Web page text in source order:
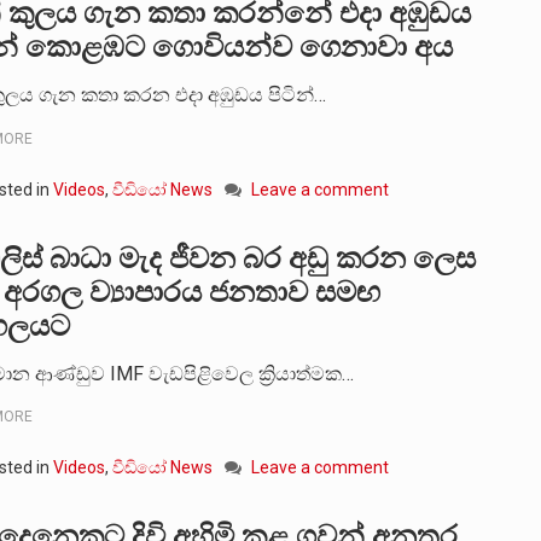
හිමිකම් ක්‍රියාකාරීන් වන ලලිත්කුමාර් වීරරාජ් සහ කුගන්
සෞඛය ප්‍රශ්න, වැටු ප්‍ර්ශ්න, රැකියා විරහිත ප්‍රශ්න මේ සියලු
කුලය ගැන කතා කරන්නේ එදා අඹුඩය
කොළඹට ගොවියන්ව ගෙනාවා අය
ගැන කතා කරන එදා අඹුඩය පිටින්…
in Videos, වීඩියෝ News Leave a comment
බාධා මැද ජීවන බර අඩු කරන ලෙස
ව්‍යාපාරය ජනතාව සමඟ
ආණ්ඩුව IMF වැඩපිළිවෙල ක්‍රියාත්මක…
in Videos, වීඩියෝ News Leave a comment